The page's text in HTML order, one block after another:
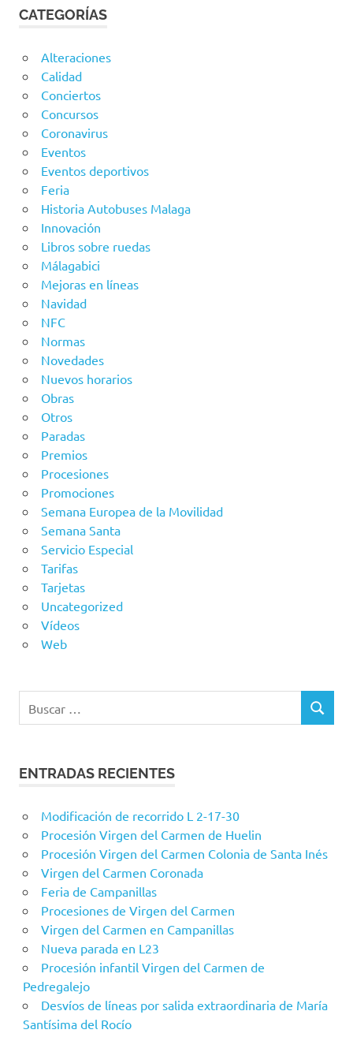
CATEGORÍAS
Alteraciones
Calidad
Conciertos
Concursos
Coronavirus
Eventos
Eventos deportivos
Feria
Historia Autobuses Malaga
Innovación
Libros sobre ruedas
Málagabici
Mejoras en líneas
Navidad
NFC
Normas
Novedades
Nuevos horarios
Obras
Otros
Paradas
Premios
Procesiones
Promociones
Semana Europea de la Movilidad
Semana Santa
Servicio Especial
Tarifas
Tarjetas
Uncategorized
Vídeos
Web
BUSCAR
ENTRADAS RECIENTES
Modificación de recorrido L 2-17-30
Procesión Virgen del Carmen de Huelin
Procesión Virgen del Carmen Colonia de Santa Inés
Virgen del Carmen Coronada
Feria de Campanillas
Procesiones de Virgen del Carmen
Virgen del Carmen en Campanillas
Nueva parada en L23
Procesión infantil Virgen del Carmen de
Pedregalejo
Desvíos de líneas por salida extraordinaria de María
Santísima del Rocío